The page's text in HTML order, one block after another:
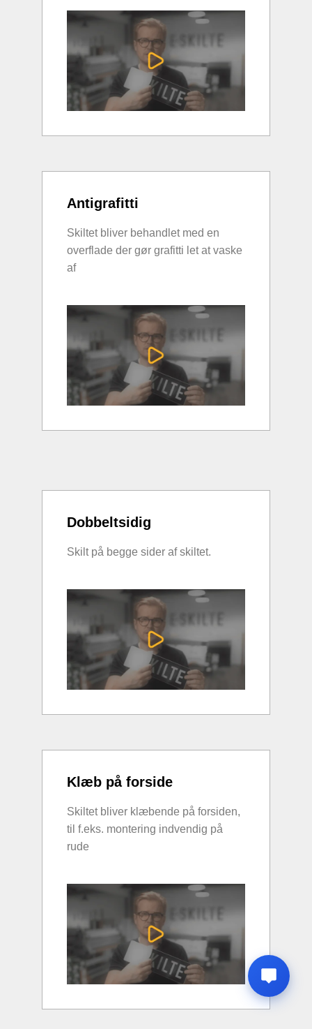
Antigrafitti
Skiltet bliver behandlet med en
overflade der gør grafitti let at vaske
af
Dobbeltsidig
Skilt på begge sider af skiltet.
Klæb på forside
Skiltet bliver klæbende på forsiden,
til f.eks. montering indvendig på
rude